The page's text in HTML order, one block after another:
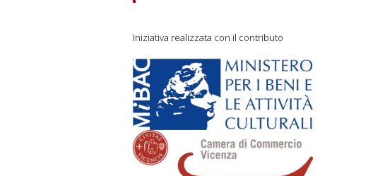
Iniziativa realizzata con il contributo